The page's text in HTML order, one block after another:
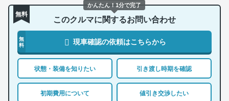
無料 このクルマに関するお問い合わせ
無
料
現車確認の依頼はこちらから
状態・装備を知りたい 引き渡し時期を確認
初期費用について 値引き交渉したい
かんたん！1分で完了